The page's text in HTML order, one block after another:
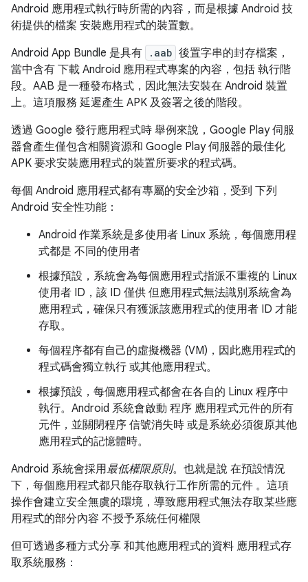
Android 應用程式執行時所需的內容，而是根據 Android 技
術提供的檔案 安裝應用程式的裝置數。
Android App Bundle 是具有
.aab 後置字串的封存檔案，
當中含有 下載 Android 應用程式專案的內容，包括 執行階
段。AAB 是一種發布格式，因此無法安裝在 Android 裝置
上。這項服務 延遲產生 APK 及簽署之後的階段。
透過 Google 發行應用程式時 舉例來說，Google Play 伺服
器會產生僅包含相關資源和 Google Play 伺服器的最佳化
APK 要求安裝應用程式的裝置所要求的程式碼。
每個 Android 應用程式都有專屬的安全沙箱，受到 下列
Android 安全性功能：
Android 作業系統是多使用者 Linux 系統，每個應用程
式都是 不同的使用者
根據預設，系統會為每個應用程式指派不重複的 Linux
使用者 ID，該 ID 僅供 但應用程式無法識別系統會為
應用程式，確保只有獲派該應用程式的使用者 ID 才能
存取。
每個程序都有自己的虛擬機器 (VM)，因此應用程式的
程式碼會獨立執行 或其他應用程式。
根據預設，每個應用程式都會在各自的 Linux 程序中
執行。Android 系統會啟動 程序 應用程式元件的所有
元件，並關閉程序 信號消失時 或是系統必須復原其他
應用程式的記憶體時。
Android 系統會採用最低權限原則。也就是說 在預設情況
下，每個應用程式都只能存取執行工作所需的元件 。這項
操作會建立安全無虞的環境，導致應用程式無法存取某些應
用程式的部分內容 不授予系統任何權限
但可透過多種方式分享 和其他應用程式的資料 應用程式存
取系統服務：